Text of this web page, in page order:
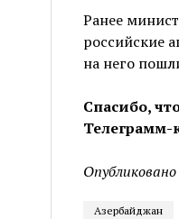
Ранее
российские
на него
Спасибо,
Телеграмм-
Опубликовано
Азербайджан